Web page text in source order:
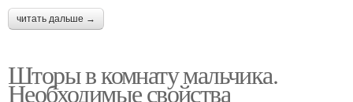
читать дальше →
Шторы в комнату мальчика.
Необходимые свойства